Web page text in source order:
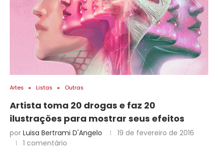
Artes Listas Outras
Artista toma 20 drogas e faz 20
ilustrações para mostrar seus efeitos
por Luisa Bertrami D'Angelo
19 de fevereiro de 2016
1 comentário